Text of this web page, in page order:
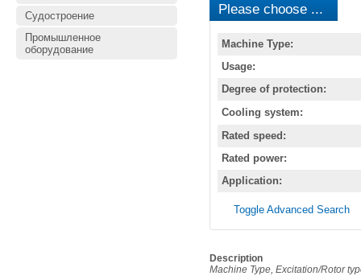
Судостроение
Промышленное
оборудование
Please choose ...
Machine Type:
Usage:
Degree of protection:
Cooling system:
Rated speed:
Rated power:
Application:
Toggle Advanced Search
Description
Machine Type, Excitation/Rotor